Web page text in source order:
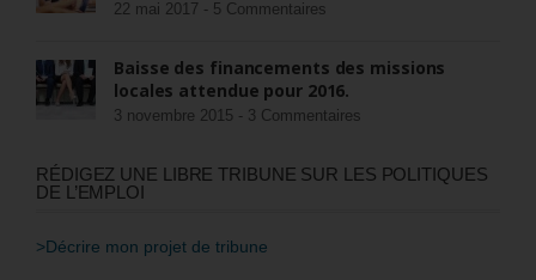
22 mai 2017 - 5 Commentaires
Baisse des financements des missions
locales attendue pour 2016.
3 novembre 2015 - 3 Commentaires
RÉDIGEZ UNE LIBRE TRIBUNE SUR LES POLITIQUES
DE L’EMPLOI
>Décrire mon projet de tribune